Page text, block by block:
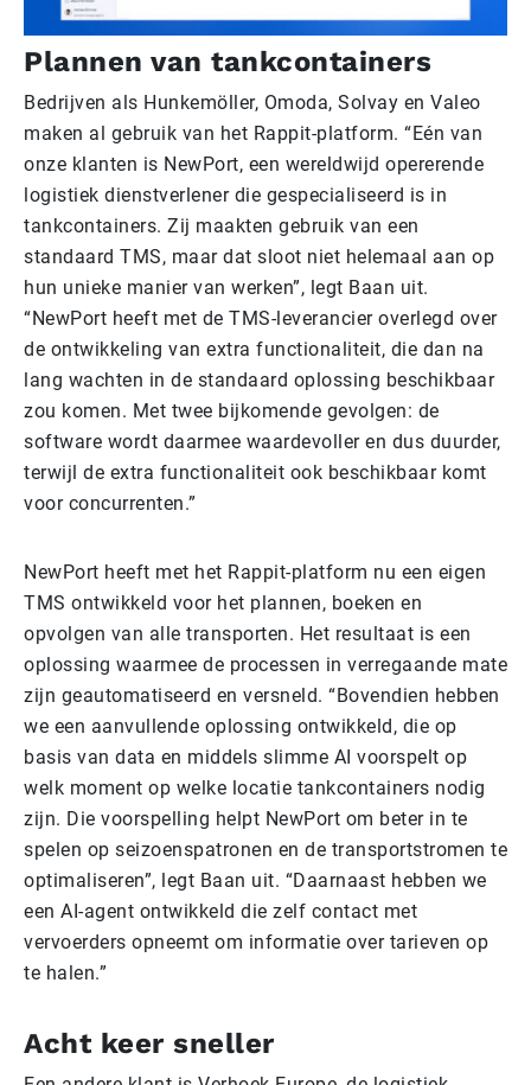
Plannen van tankcontainers
Bedrijven als Hunkemöller, Omoda, Solvay en Valeo
maken al gebruik van het Rappit-platform. “Eén van
onze klanten is NewPort, een wereldwijd opererende
logistiek dienstverlener die gespecialiseerd is in
tankcontainers. Zij maakten gebruik van een
standaard TMS, maar dat sloot niet helemaal aan op
hun unieke manier van werken”, legt Baan uit.
“NewPort heeft met de TMS-leverancier overlegd over
de ontwikkeling van extra functionaliteit, die dan na
lang wachten in de standaard oplossing beschikbaar
zou komen. Met twee bijkomende gevolgen: de
software wordt daarmee waardevoller en dus duurder,
terwijl de extra functionaliteit ook beschikbaar komt
voor concurrenten.”
NewPort heeft met het Rappit-platform nu een eigen
TMS ontwikkeld voor het plannen, boeken en
opvolgen van alle transporten. Het resultaat is een
oplossing waarmee de processen in verregaande mate
zijn geautomatiseerd en versneld. “Bovendien hebben
we een aanvullende oplossing ontwikkeld, die op
basis van data en middels slimme AI voorspelt op
welk moment op welke locatie tankcontainers nodig
zijn. Die voorspelling helpt NewPort om beter in te
spelen op seizoenspatronen en de transportstromen te
optimaliseren”, legt Baan uit. “Daarnaast hebben we
een AI-agent ontwikkeld die zelf contact met
vervoerders opneemt om informatie over tarieven op
te halen.”
Acht keer sneller